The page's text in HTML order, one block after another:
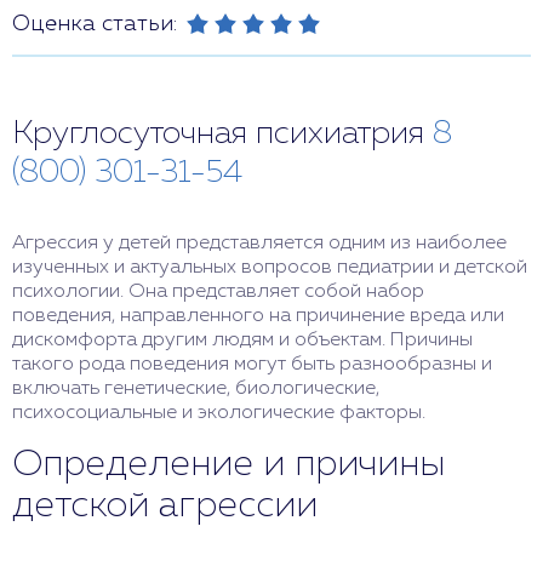
Оценка статьи:
Круглосуточная психиатрия 8
(800) 301-31-54
Агрессия у детей представляется одним из наиболее
изученных и актуальных вопросов педиатрии и детской
психологии. Она представляет собой набор
поведения, направленного на причинение вреда или
дискомфорта другим людям и объектам. Причины
такого рода поведения могут быть разнообразны и
включать генетические, биологические,
психосоциальные и экологические факторы.
Определение и причины
детской агрессии